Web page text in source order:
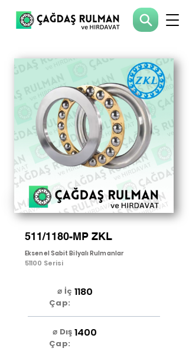
511/1180-MP ZKL
Eksenel Sabit Bilyalı Rulmanlar
51100 Serisi
⌀ İç
Çap:
1180
⌀ Dış
Çap:
1400